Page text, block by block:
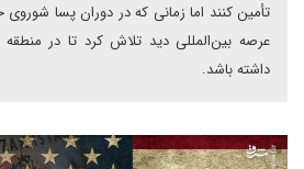
تأمین کنند اما زمانی که در دوران پسا
عرصه بین‌المللی دید تلاش کرد تا در
داشته باشد.